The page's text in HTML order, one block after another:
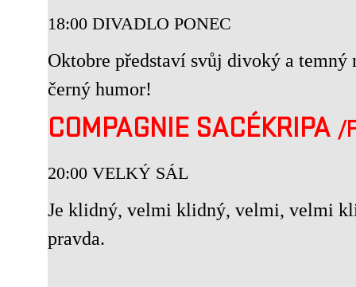
18:00 DIVADLO PONEC
Oktobre představí svůj divoký a
černý humor!
COMPAGNIE SACÉKRIPA /
20:00 VELKÝ SÁL
Je klidný, velmi klidný, velmi, velmi
pravda.